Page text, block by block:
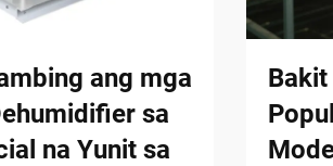
ang mga
sa
na Yunit sa